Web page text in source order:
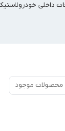
داخلی خودرو
محصولات موجود